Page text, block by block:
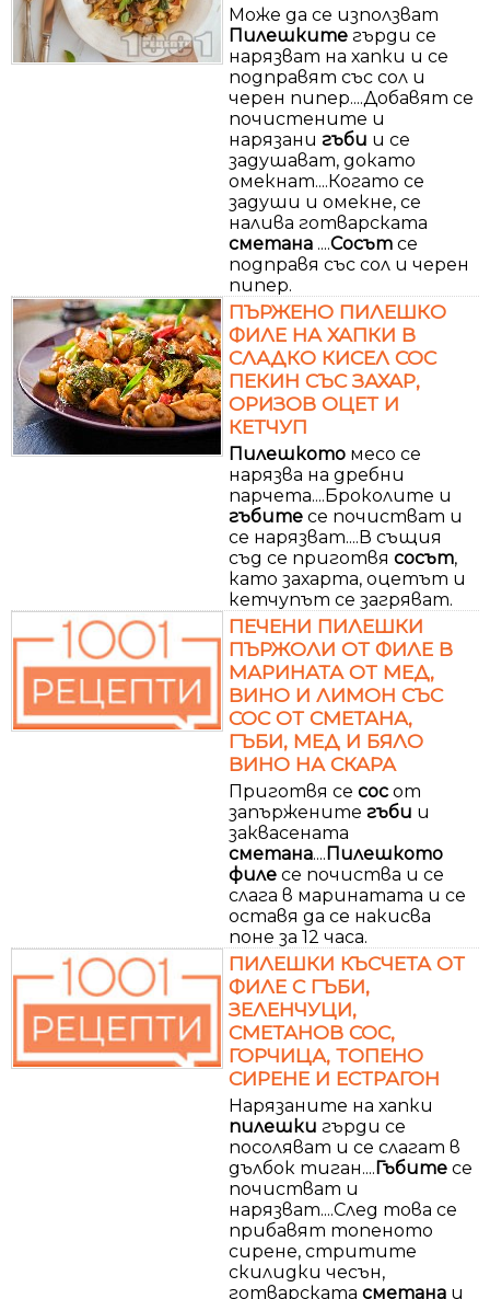
Може да се използват
Пилешките гърди се
нарязват на хапки и се
подправят със сол и
черен пипер....Добавят се
почистените и
нарязани гъби и се
задушават, докато
омекнат....Когато се
задуши и омекне, се
налива готварската
сметана ....Сосът се
подправя със сол и черен
пипер.
ПЪРЖЕНО ПИЛЕШКО
ФИЛЕ НА ХАПКИ В
СЛАДКО КИСЕЛ СОС
ПЕКИН СЪС ЗАХАР,
ОРИЗОВ ОЦЕТ И
КЕТЧУП
Пилешкото месо се
нарязва на дребни
парчета....Броколите и
гъбите се почистват и
се нарязват....В същия
съд се приготвя сосът,
като захарта, оцетът и
кетчупът се загряват.
ПЕЧЕНИ ПИЛЕШКИ
ПЪРЖОЛИ ОТ ФИЛЕ В
МАРИНАТА ОТ МЕД,
ВИНО И ЛИМОН СЪС
СОС ОТ СМЕТАНА,
ГЪБИ, МЕД И БЯЛО
ВИНО НА СКАРА
Приготвя се сос от
запържените гъби и
заквасената
сметана....Пилешкото
филе се почиства и се
слага в маринатата и се
оставя да се накисва
поне за 12 часа.
ПИЛЕШКИ КЪСЧЕТА ОТ
ФИЛЕ С ГЪБИ,
ЗЕЛЕНЧУЦИ,
СМЕТАНОВ СОС,
ГОРЧИЦА, ТОПЕНО
СИРЕНЕ И ЕСТРАГОН
Нарязаните на хапки
пилешки гърди се
посоляват и се слагат в
дълбок тиган....Гъбите се
почистват и
нарязват....След това се
прибавят топеното
сирене, стритите
скилидки чесън,
готварската сметана и